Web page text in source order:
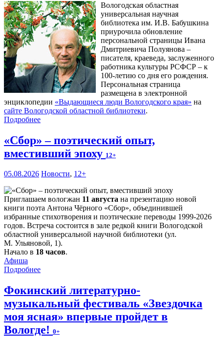
Вологодская областная
универсальная научная
библиотека им. И.В. Бабушкина
приурочила обновление
персональной страницы Ивана
Дмитриевича Полуянова –
писателя, краеведа, заслуженного
работника культуры РСФСР – к
100‑летию со дня его рождения.
Персональная страница
размещена в электронной
энциклопедии «Выдающиеся люди Вологодского края» на
сайте Вологодской областной библиотеки.
Подробнее
«Сбор» – поэтический опыт,
вместивший эпоху 12+
05.08.2026 Новости, 12+
Приглашаем вологжан 11 августа на презентацию новой
книги поэта Антона Чёрного «Сбор», объединившей
избранные стихотворения и поэтические переводы 1999-2026
годов. Встреча состоится в зале редкой книги Вологодской
областной универсальной научной библиотеки (ул.
М. Ульяновой, 1).
Начало в 18 часов.
Афиша
Подробнее
Фокинский литературно-
музыкальный фестиваль «Звездочка
моя ясная» впервые пройдет в
Вологде! 0+